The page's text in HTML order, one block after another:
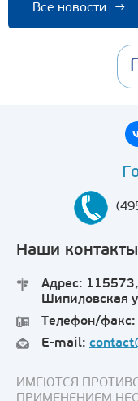
Все новости →
Наши
Адрес:
Шипиловская
Телефон/факс:
E-mail:
ИМЕЮТСЯ
ПРИМЕНЕНИЕМ